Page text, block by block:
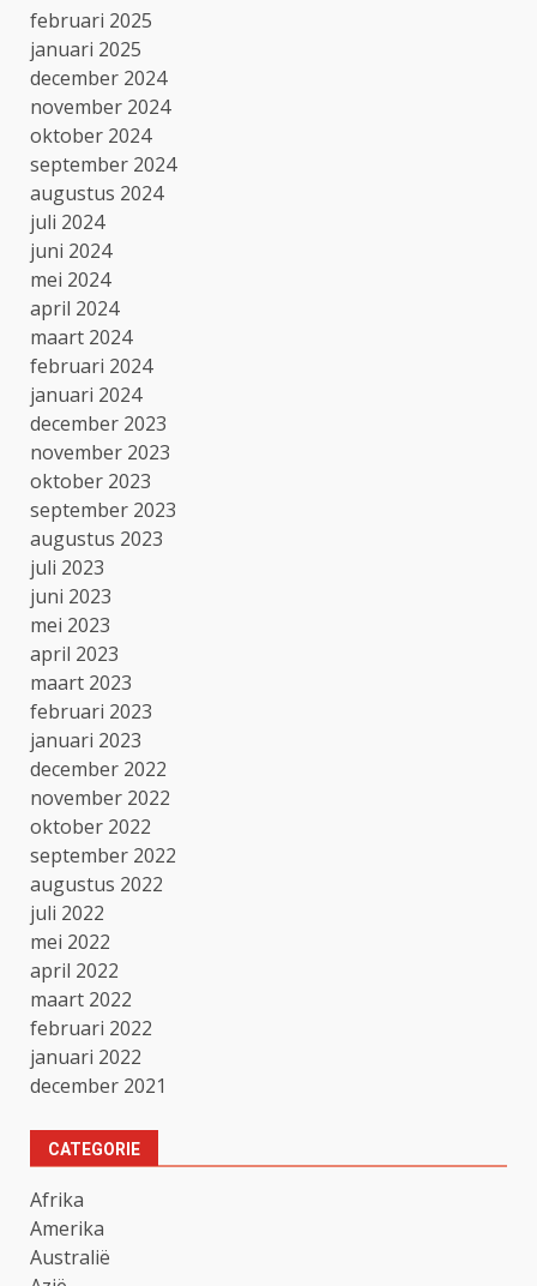
februari 2025
januari 2025
december 2024
november 2024
oktober 2024
september 2024
augustus 2024
juli 2024
juni 2024
mei 2024
april 2024
maart 2024
februari 2024
januari 2024
december 2023
november 2023
oktober 2023
september 2023
augustus 2023
juli 2023
juni 2023
mei 2023
april 2023
maart 2023
februari 2023
januari 2023
december 2022
november 2022
oktober 2022
september 2022
augustus 2022
juli 2022
mei 2022
april 2022
maart 2022
februari 2022
januari 2022
december 2021
CATEGORIE
Afrika
Amerika
Australië